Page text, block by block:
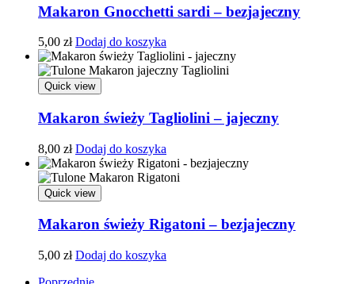
Makaron Gnocchetti sardi – bezjajeczny
5,00 zł Dodaj do koszyka
Quick view
Makaron świeży Tagliolini – jajeczny
8,00 zł Dodaj do koszyka
Quick view
Makaron świeży Rigatoni – bezjajeczny
5,00 zł Dodaj do koszyka